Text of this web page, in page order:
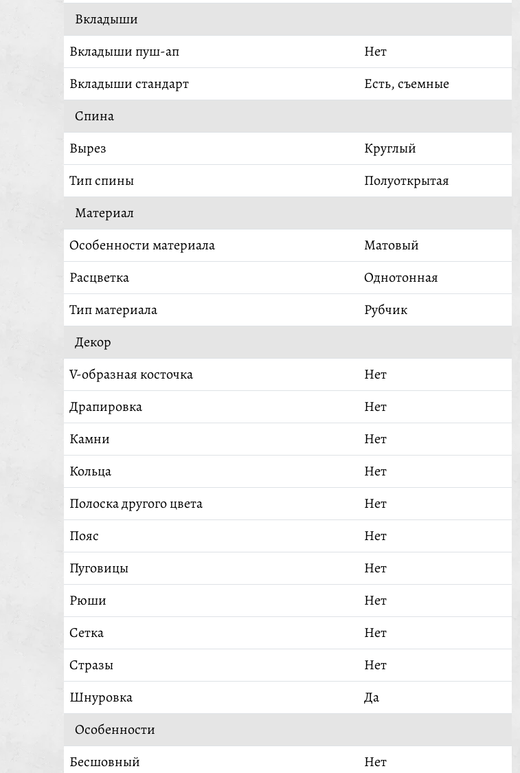
Вкладыши
Вкладыши пуш-ап
Нет
Вкладыши стандарт
Есть, съемные
Спина
Вырез
Круглый
Тип спины
Полуоткрытая
Материал
Особенности материала
Матовый
Расцветка
Однотонная
Тип материала
Рубчик
Декор
V-образная косточка
Нет
Драпировка
Нет
Камни
Нет
Кольца
Нет
Полоска другого цвета
Нет
Пояс
Нет
Пуговицы
Нет
Рюши
Нет
Сетка
Нет
Стразы
Нет
Шнуровка
Да
Особенности
Бесшовный
Нет